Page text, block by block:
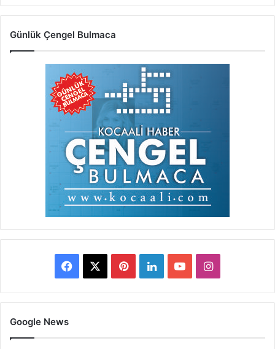
Günlük Çengel Bulmaca
Facebook PinterestLinkedInYouTubeInstagram
Google News